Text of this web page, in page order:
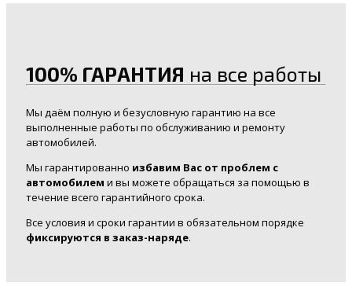
100% ГАРАНТИЯ на все работы
Мы даём полную и безусловную гарантию на все
выполненные работы по обслуживанию и ремонту
автомобилей.
Мы гарантированно избавим Вас от проблем с
автомобилем и вы можете обращаться за помощью в
течение всего гарантийного срока.
Все условия и сроки гарантии в обязательном порядке
фиксируются в заказ-наряде.